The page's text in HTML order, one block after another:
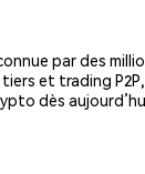
par des
et trading
dès